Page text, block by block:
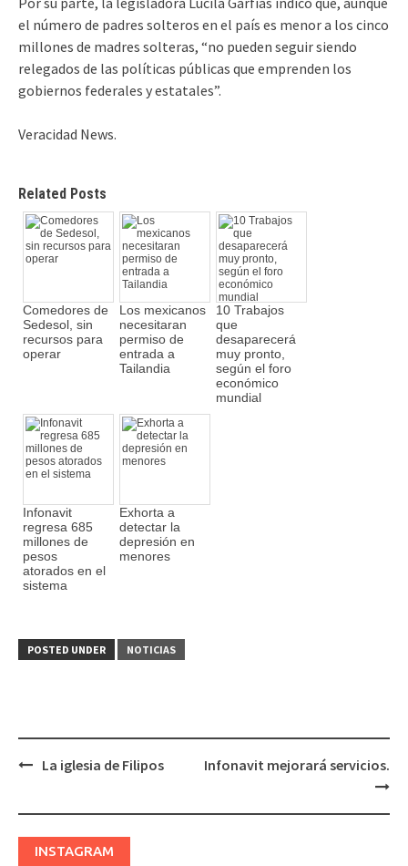
el número de padres solteros en el país es menor a los cinco
millones de madres solteras, “no pueden seguir siendo
relegados de las políticas públicas que emprenden los
gobiernos federales y estatales”.
Veracidad News.
Related Posts
Comedores de
Sedesol, sin
recursos para
operar
Los mexicanos
necesitaran
permiso de
entrada a
Tailandia
10 Trabajos
que
desaparecerá
muy pronto,
según el foro
económico
mundial
Infonavit
regresa 685
millones de
pesos
atorados en el
sistema
Exhorta a
detectar la
depresión en
menores
POSTED UNDER NOTICIAS
La iglesia de Filipos Infonavit mejorará servicios.
INSTAGRAM